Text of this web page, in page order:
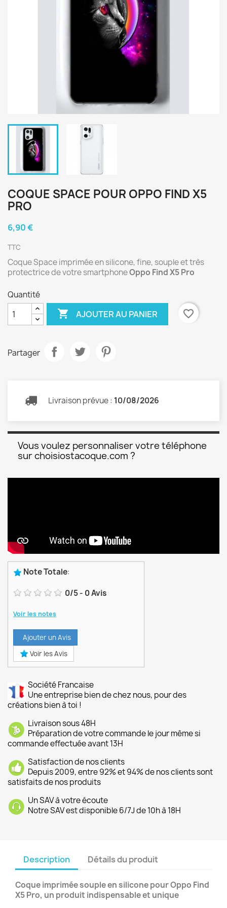
COQUE SPACE POUR OPPO FIND X5
PRO
6,90 €
TTC
Coque Space imprimée en silicone, fine, souple et très
protectrice de votre smartphoneOppo Find X5 Pro
Quantité
 AJOUTER AU PANIER favorite_border
Partager
Livraison prévue : 10/08/2026
Vous voulez personnaliser votre téléphone
sur choisiostacoque.com ?
Note Totale:
0/5- 0Avis
Voir les notes
Ajouter un Avis
Voir les Avis
Société Francaise
Une entreprise bien de chez nous, pour des
créations bien à toi !
Livraison sous 48H
Préparation de votre commande le jour même si
commande effectuée avant 13H
Satisfaction de nos clients
Depuis 2009, entre 92% et 94% de nos clients sont
satisfaits de nos produits
Un SAV à votre écoute
Notre SAV est disponible 6/7J de 10h à 18H
Description Détails du produit
Coque imprimée souple en silicone pour Oppo Find
X5 Pro, un produit indispensable et unique